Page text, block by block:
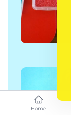
Home